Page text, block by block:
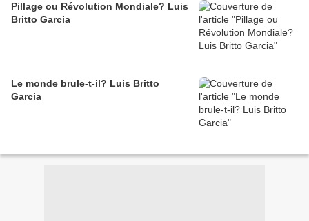
Pillage ou Révolution Mondiale? Luis
Britto Garcia
Le monde brule-t-il? Luis Britto
Garcia